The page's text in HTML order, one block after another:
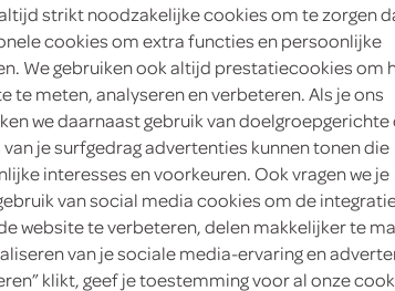
strikt noodzakelijke cookies om te zorgen
cookies om extra functies en persoonlijke
We gebruiken ook altijd prestatiecookies om
te meten, analyseren en verbeteren. Als je ons
we daarnaast gebruik van doelgroepgerichte
je surfgedrag advertenties kunnen tonen die
interesses en voorkeuren. Ook vragen we je
van social media cookies om de
website te verbeteren, delen makkelijker te
van je sociale media-ervaring en
klikt, geef je toestemming voor al onze